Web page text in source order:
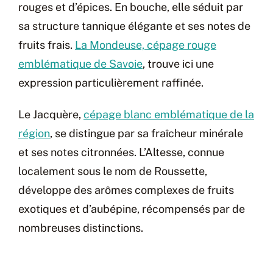
rouges et d’épices. En bouche, elle séduit par
sa structure tannique élégante et ses notes de
fruits frais. La Mondeuse, cépage rouge
emblématique de Savoie, trouve ici une
expression particulièrement raffinée.
Le Jacquère, cépage blanc emblématique de la
région, se distingue par sa fraîcheur minérale
et ses notes citronnées. L’Altesse, connue
localement sous le nom de Roussette,
développe des arômes complexes de fruits
exotiques et d’aubépine, récompensés par de
nombreuses distinctions.